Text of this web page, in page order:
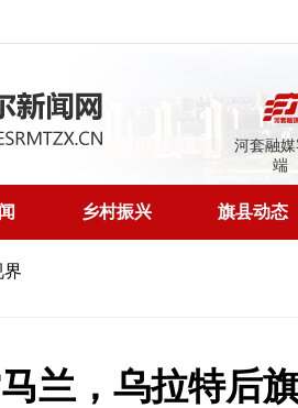
河套融
端
乡村振兴 旗县动态
界
兰，乌拉特后